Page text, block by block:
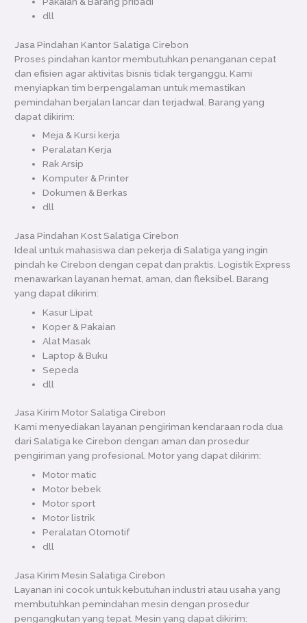
dll
Jasa Pindahan Kantor Salatiga Cirebon
Proses pindahan kantor membutuhkan penanganan cepat
dan efisien agar aktivitas bisnis tidak terganggu. Kami
menyiapkan tim berpengalaman untuk memastikan
pemindahan berjalan lancar dan terjadwal. Barang yang
dapat dikirim:
Meja & Kursi kerja
Peralatan Kerja
Rak Arsip
Komputer & Printer
Dokumen & Berkas
dll
Jasa Pindahan Kost Salatiga Cirebon
Ideal untuk mahasiswa dan pekerja di Salatiga yang ingin
pindah ke Cirebon dengan cepat dan praktis. Logistik Express
menawarkan layanan hemat, aman, dan fleksibel. Barang
yang dapat dikirim:
Kasur Lipat
Koper & Pakaian
Alat Masak
Laptop & Buku
Sepeda
dll
Jasa Kirim Motor Salatiga Cirebon
Kami menyediakan layanan pengiriman kendaraan roda dua
dari Salatiga ke Cirebon dengan aman dan prosedur
pengiriman yang profesional. Motor yang dapat dikirim:
Motor matic
Motor bebek
Motor sport
Motor listrik
Peralatan Otomotif
dll
Jasa Kirim Mesin Salatiga Cirebon
Layanan ini cocok untuk kebutuhan industri atau usaha yang
membutuhkan pemindahan mesin dengan prosedur
pengangkutan yang tepat. Mesin yang dapat dikirim: